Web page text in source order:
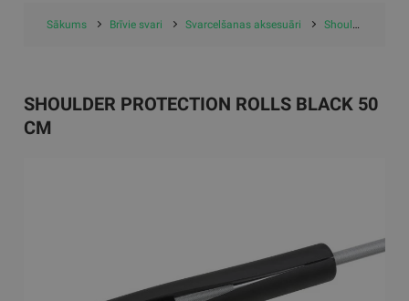
Sākums Brīvie svari Svarcelšanas aksesuāri Shoulder protection rolls black 50 cm
SHOULDER PROTECTION ROLLS BLACK 50
CM